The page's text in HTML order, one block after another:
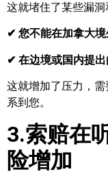
这就堵住了某些漏洞
✔ 您不能在加拿大
✔ 在边境或国内提
这就增加了压力，
系到您。
3.索赔在
险增加